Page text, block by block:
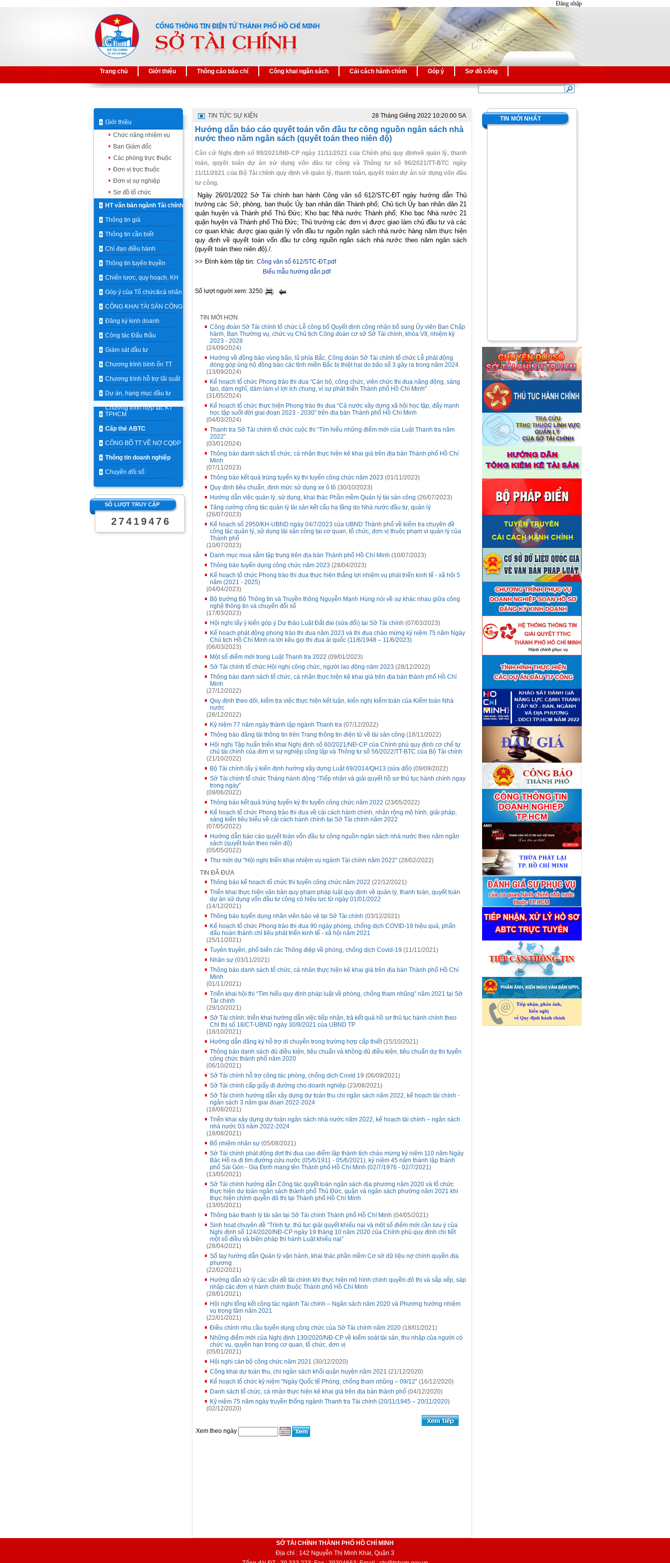
Đăng nhập
Trang chủ Giới thiệu Thông cáo báo chí Công khai ngân sách Cải cách hành chính Góp ý Sơ đồ cổng
Giới thiệu
Chức năng nhiệm vụ
Ban Giám đốc
Các phòng trực thuộc
Đơn vị trực thuộc
Đơn vị sự nghiệp
Sơ đồ tổ chức
HT văn bản ngành Tài chính
Thông tin giá
Thông tin cần biết
Chỉ đạo điều hành
Thông tin tuyên truyền
Chiến lược, quy hoạch, KH
Góp ý của Tổ chức&cá nhân
CÔNG KHAI TÀI SẢN CÔNG
Đăng ký kinh doanh
Công tác Đấu thầu
Giám sát đầu tư
Chương trình bình ổn TT
Chương trình hỗ trợ lãi suất
Dự án, hạng mục đầu tư
Chương trình hợp tác KT
TPHCM
Cấp thẻ ABTC
CÔNG BỐ TT VỀ NỢ CQĐP
Thông tin doanh nghiệp
Chuyển đổi số
SỐ LƯỢT TRUY CẬP
2 7 4 1 9 4 7 6
TIN TỨC SỰ KIỆN 28 Tháng Giêng 2022 10:20:00 SA
Hướng dẫn báo cáo quyết toán vốn đầu tư công nguồn ngân sách nhà
nước theo năm ngân sách (quyết toán theo niên độ)
Căn cứ Nghị định số 99/2021/NĐ-CP ngày 11/11/2021 của Chính phủ quy địnhvề quản lý, thanh
toán, quyết toán dự án sử dụng vốn đầu tư công và Thông tư số 96/2021/TT-BTC ngày
11/11/2021 của Bộ Tài chính quy định về quản lý, thanh toán, quyết toán dự án sử dụng vốn đầu
tư công.
Ngày 26/01/2022 Sở Tài chính ban hành Công văn số 612/STC-ĐT ngày hướng dẫn Thủ
trưởng các Sở, phòng, ban thuộc Ủy ban nhân dân Thành phố; Chủ tịch Ủy ban nhân dân 21
quận huyện và Thành phố Thủ Đức; Kho bạc Nhà nước Thành phố; Kho bạc Nhà nước 21
quận huyện và Thành phố Thủ Đức; Thủ trưởng các đơn vị được giao làm chủ đầu tư và các
cơ quan khác được giao quản lý vốn đầu tư nguồn ngân sách nhà nước hàng năm thực hiện
quy định về quyết toán vốn đầu tư công nguồn ngân sách nhà nước theo năm ngân sách
(quyết toán theo niên độ)./.
>> Đính kèm tệp tin: Công văn số 612/STC-ĐT.pdf
Biểu mẫu hướng dẫn.pdf
Số lượt người xem: 3250
TIN MỚI HƠN
Công đoàn Sở Tài chính tổ chức Lễ công bố Quyết định công nhận bổ sung Ủy viên Ban Chấp
hành, Ban Thường vụ, chức vụ Chủ tịch Công đoàn cơ sở Sở Tài chính, khóa VII, nhiệm kỳ
2023 - 2028
(24/09/2024)
Hướng về đồng bào vùng bão, lũ phía Bắc, Công đoàn Sở Tài chính tổ chức Lễ phát động
đóng góp ủng hộ đồng bào các tỉnh miền Bắc bị thiệt hại do bão số 3 gây ra trong năm 2024
(13/09/2024)
Kế hoạch tổ chức Phong trào thi đua “Cán bộ, công chức, viên chức thi đua năng động, sáng
tạo, dám nghĩ, dám làm vì lợi ích chung, vì sự phát triển Thành phố Hồ Chí Minh"
(31/05/2024)
Kế hoạch tổ chức thực hiện Phong trào thi đua “Cả nước xây dựng xã hội học tập, đẩy mạnh
học tập suốt đời giai đoạn 2023 - 2030” trên địa bàn Thành phố Hồ Chí Minh
(04/03/2024)
Thanh tra Sở Tài chính tổ chức cuộc thi “Tìm hiểu những điểm mới của Luật Thanh tra năm
2022”
(03/01/2024)
Thông báo danh sách tổ chức, cá nhân thực hiện kê khai giá trên địa bàn Thành phố Hồ Chí
Minh
(07/11/2023)
Thông báo kết quả trúng tuyển kỳ thi tuyển công chức năm 2023 (01/11/2023)
Quy định tiêu chuẩn, định mức sử dụng xe ô tô (30/10/2023)
Hướng dẫn việc quản lý, sử dụng, khai thác Phần mềm Quản lý tài sản công (26/07/2023)
Tăng cường công tác quản lý tài sản kết cấu hạ tầng do Nhà nước đầu tư, quản lý
(26/07/2023)
Kế hoạch số 2950/KH-UBND ngày 04/7/2023 của UBND Thành phố về kiểm tra chuyên đề
công tác quản lý, sử dụng tài sản công tại cơ quan, tổ chức, đơn vị thuộc phạm vi quản lý của
Thành phố
(10/07/2023)
Danh mục mua sắm tập trung trên địa bàn Thành phố Hồ Chí Minh (10/07/2023)
Thông báo tuyển dụng công chức năm 2023 (28/04/2023)
Kế hoạch tổ chức Phong trào thi đua thực hiện thắng lợi nhiệm vụ phát triển kinh tế - xã hội 5
năm (2021 - 2025)
(04/04/2023)
Bộ trưởng Bộ Thông tin và Truyền thông Nguyễn Mạnh Hùng nói về sự khác nhau giữa công
nghệ thông tin và chuyển đổi số
(17/03/2023)
Hội nghị lấy ý kiến góp ý Dự thảo Luật Đất đai (sửa đổi) tại Sở Tài chính (07/03/2023)
Kế hoạch phát động phong trào thi đua năm 2023 và thi đua chào mừng kỷ niệm 75 năm Ngày
Chủ tịch Hồ Chí Minh ra lời kêu gọi thi đua ái quốc (11/6/1948 – 11/6/2023)
(06/03/2023)
Một số điểm mới trong Luật Thanh tra 2022 (09/01/2023)
Sở Tài chính tổ chức Hội nghị công chức, người lao động năm 2023 (28/12/2022)
Thông báo danh sách tổ chức, cá nhân thực hiện kê khai giá trên địa bàn thành phố Hồ Chí
Minh
(27/12/2022)
Quy định theo dõi, kiểm tra việc thực hiện kết luận, kiến nghị kiểm toán của Kiếm toán Nhà
nước
(26/12/2022)
Kỷ niệm 77 năm ngày thành lập ngành Thanh tra (07/12/2022)
Thông báo đăng tải thông tin trên Trang thông tin điện tử về tài sản công (18/11/2022)
Hội nghị Tập huấn triển khai Nghị định số 60/2021/NĐ-CP của Chính phủ quy định cơ chế tự
chủ tài chính của đơn vị sự nghiệp công lập và Thông tư số 56/2022/TT-BTC của Bộ Tài chính
(21/10/2022)
Bộ Tài chính lấy ý kiến định hướng xây dựng Luật 69/2014/QH13 (sửa đổi) (09/09/2022)
Sở Tài chính tổ chức Tháng hành động “Tiếp nhận và giải quyết hồ sơ thủ tục hành chính ngay
trong ngày”
(09/06/2022)
Thông báo kết quả trúng tuyển kỳ thi tuyển công chức năm 2022 (23/05/2022)
Kế hoạch tổ chức Phong trào thi đua về cải cách hành chính, nhân rộng mô hình, giải pháp,
sáng kiến tiêu biểu về cải cách hành chính tại Sở Tài chính năm 2022
(07/05/2022)
Hướng dẫn báo cáo quyết toán vốn đầu tư công nguồn ngân sách nhà nước theo năm ngân
sách (quyết toán theo niên độ)
(05/05/2022)
Thư mời dự "Hội nghị triển khai nhiệm vụ ngành Tài chính năm 2022" (28/02/2022)
TIN ĐÃ ĐƯA
Thông báo kế hoạch tổ chức thi tuyển công chức năm 2022 (22/12/2021)
Triển khai thực hiện văn bản quy phạm pháp luật quy định về quản lý, thanh toán, quyết toán
dự án sử dụng vốn đầu tư công có hiệu lực từ ngày 01/01/2022
(14/12/2021)
Thông báo tuyển dụng nhân viên bảo vệ tại Sở Tài chính (03/12/2021)
Kế hoạch tổ chức Phong trào thi đua 90 ngày phòng, chống dịch COVID-19 hiệu quả, phấn
đấu hoàn thành chỉ tiêu phát triển kinh tế - xã hội năm 2021
(25/11/2021)
Tuyên truyền, phổ biến các Thông điệp về phòng, chống dịch Covid-19 (11/11/2021)
Nhân sự (03/11/2021)
Thông báo danh sách tổ chức, cá nhân thực hiện kê khai giá trên địa bàn Thành phố Hồ Chí
Minh
(01/11/2021)
Triển khai hội thi “Tìm hiểu quy định pháp luật về phòng, chống tham nhũng” năm 2021 tại Sở
Tài chính
(29/10/2021)
Sở Tài chính: triển khai hướng dẫn việc tiếp nhận, trả kết quả hồ sơ thủ tục hành chính theo
Chỉ thị số 18/CT-UBND ngày 30/9/2021 của UBND TP
(18/10/2021)
Hướng dẫn đăng ký hỗ trợ di chuyển trong trường hợp cấp thiết(15/10/2021)
Thông báo danh sách đủ điều kiện, tiêu chuẩn và không đủ điều kiện, tiêu chuẩn dự thi tuyển
công chức thành phố năm 2020
(06/10/2021)
Sở Tài chính hỗ trợ công tác phòng, chống dịch Covid 19 (06/09/2021)
Sở Tài chính cấp giấy đi đường cho doanh nghiệp (23/08/2021)
Sở Tài chính hướng dẫn xây dựng dự toán thu chi ngân sách năm 2022, kế hoạch tài chính -
ngân sách 3 năm giai đoạn 2022-2024
(18/08/2021)
Triển khai xây dựng dự toán ngân sách nhà nước năm 2022, kế hoạch tài chính – ngân sách
nhà nước 03 năm 2022-2024
(18/08/2021)
Bổ nhiệm nhân sự (05/08/2021)
Sở Tài chính phát động đợt thi đua cao điểm lập thành tích chào mừng kỷ niệm 110 năm Ngày
Bác Hồ ra đi tìm đường cứu nước (05/6/1911 - 05/6/2021), kỷ niệm 45 năm thành lập thành
phố Sài Gòn - Gia Định mang tên Thành phố Hồ Chí Minh (02/7/1976 - 02/7/2021)
(13/05/2021)
Sở Tài chính hướng dẫn Công tác quyết toán ngân sách địa phương năm 2020 và tổ chức
thực hiện dự toán ngân sách thành phố Thủ Đức, quận và ngân sách phường năm 2021 khi
thực hiện chính quyền đô thị tại Thành phố Hồ Chí Minh
(13/05/2021)
Thông báo thanh lý tài sản tại Sở Tài chính Thành phố Hồ Chí Minh (04/05/2021)
Sinh hoạt chuyên đề “Trình tự, thủ tục giải quyết khiếu nại và một số điểm mới cần lưu ý của
Nghị định số 124/2020/NĐ-CP ngày 19 tháng 10 năm 2020 của Chính phủ quy định chi tiết
một số điều và biện pháp thi hành Luật khiếu nại”
(28/04/2021)
Sổ tay hướng dẫn Quản lý vận hành, khai thác phần mềm Cơ sở dữ liệu nợ chính quyền địa
phương
(22/02/2021)
Hướng dẫn xử lý các vấn đề tài chính khi thực hiện mô hình chính quyền đô thị và sắp xếp, sáp
nhập các đơn vị hành chính thuộc Thành phố Hồ Chí Minh
(28/01/2021)
Hội nghị tổng kết công tác ngành Tài chính – Ngân sách năm 2020 và Phương hướng nhiệm
vụ trọng tâm năm 2021
(22/01/2021)
Điều chỉnh nhu cầu tuyển dụng công chức của Sở Tài chính năm 2020 (18/01/2021)
Những điểm mới của Nghị định 130/2020/NĐ-CP về kiểm soát tài sản, thu nhập của người có
chức vụ, quyền hạn trong cơ quan, tổ chức, đơn vị
(05/01/2021)
Hội nghị cán bộ công chức năm 2021 (30/12/2020)
Công khai dự toán thu, chi ngân sách khối quận huyện năm 2021 (21/12/2020)
Kế hoạch tổ chức kỷ niệm “Ngày Quốc tế Phòng, chống tham nhũng – 09/12” (16/12/2020)
Danh sách tổ chức, cá nhân thực hiện kê khai giá trên địa bàn thành phố (04/12/2020)
Kỷ niệm 75 năm ngày truyền thống ngành Thanh tra Tài chính (20/11/1945 – 20/11/2020)
(02/12/2020)
Xem theo ngày
TIN MỚI NHẤT
Thuê đơn vị tư vấn thẩm định
giá tài sản theo 09 Yêu cầu
định giá tài sản (04/08)
■ Quyết định số 4489/QĐ-
UBND ngày 21 tháng 7 năm
2026 của Ủy ban nhân dân
Thành phố về việc công bố
danh mục thủ tục hành chính
bị bãi bỏ lĩnh vực Công nghệ
thông tin thuộc phạm vi chức
năng quản lý của Sở Tài
chính (27/07)
Quyết định số 4477/QĐ-
UBND ngày 20 tháng 7 năm
2026 của Ủy ban nhân dân
Thành phố về việc công bố
danh mục thủ tục hành chính
nội bộ mới ban hành lĩnh vực
Công nghệ thông tin thuộc
phạm vi chức năng quản lý
của Sở Tài chính (27/07)
■
Thuê đơn vị tư vấn thẩm định
giá số C45701 (lần 2)
(27/07)
Thuê đơn vị tư vấn thẩm định
giá số 38965 (27/07)
SỞ TÀI CHÍNH THÀNH PHỐ HỒ CHÍ MINH
Địa chỉ : 142 Nguyễn Thị Minh Khai, Quận 3